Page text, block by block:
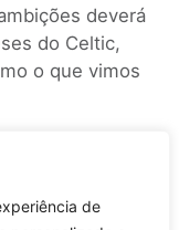
de
deverá
do Celtic,
o que vimos